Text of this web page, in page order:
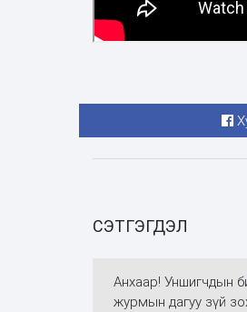
СЭТГЭГДЭЛ
Анхаар! Уншигчдын
журмын дагуу зүй